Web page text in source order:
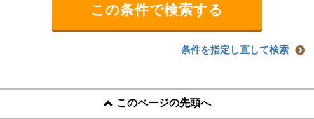
条件を指定し直して検索
このページの先頭へ